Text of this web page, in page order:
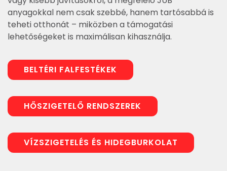
anyagokkal nem csak szebbé, hanem tartósabbá is
teheti otthonát – miközben a támogatási
lehetőségeket is maximálisan kihasználja.
BELTÉRI FALFESTÉKEK
HŐSZIGETELŐ RENDSZEREK
VÍZSZIGETELÉS ÉS HIDEGBURKOLAT